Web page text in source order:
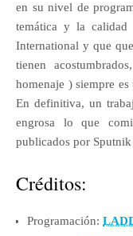
en su nivel de
temática y la calidad
International y que
tienen
homenaje ) siempre
En definitiva, un
engrosa lo que
publicados por
Créditos:
Programación: